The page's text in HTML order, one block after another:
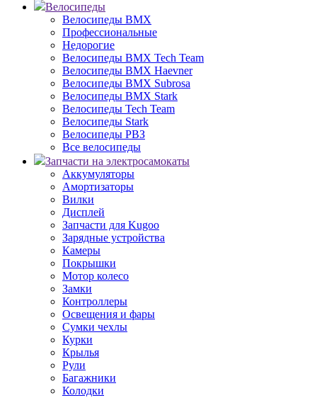
Велосипеды
Велосипеды BMX
Профессиональные
Недорогие
Велосипеды BMX Tech Team
Велосипеды BMX Haevner
Велосипеды BMX Subrosa
Велосипеды BMX Stark
Велосипеды Tech Team
Велосипеды Stark
Велосипеды РВЗ
Все велосипеды
Запчасти на электросамокаты
Аккумуляторы
Амортизаторы
Вилки
Дисплей
Запчасти для Kugoo
Зарядные устройства
Камеры
Покрышки
Мотор колесо
Замки
Контроллеры
Освещения и фары
Сумки чехлы
Курки
Крылья
Рули
Багажники
Колодки